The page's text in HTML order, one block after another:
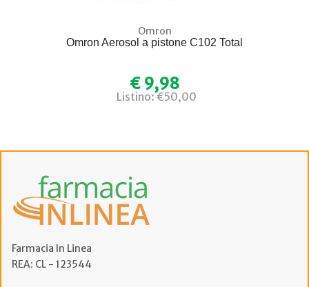
Omron
Omron Aerosol a pistone C102 Total
€ 9,98
Listino: €50,00
Farmacia In Linea
REA: CL - 123544